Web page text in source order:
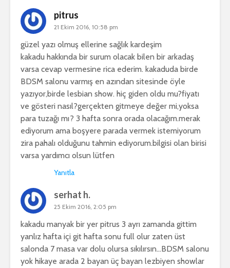
pitrus
21 Ekim 2016, 10:58 pm
güzel yazı olmuş ellerine sağlık kardeşim
kakadu hakkında bir surum olacak bilen bir arkadaş
varsa cevap vermesine rica ederim. kakaduda birde
BDSM salonu varmış en azından sitesinde öyle
yazıyor,birde lesbian show. hiç giden oldu mu?fiyatı
ve gösteri nasıl?gerçekten gitmeye değer mi,yoksa
para tuzağı mı? 3 hafta sonra orada olacağım.merak
ediyorum ama boşyere parada vermek istemiyorum
zira pahalı olduğunu tahmin ediyorum.bilgisi olan birisi
varsa yardımcı olsun lütfen
Yanıtla
serhat h.
25 Ekim 2016, 2:05 pm
kakadu manyak bir yer pitrus 3 ayrı zamanda gittim
yanlız hafta içi git hafta sonu full olur zaten üst
salonda 7 masa var dolu olursa sıkılırsın…BDSM salonu
yok hikaye arada 2 bayan üç bayan lezbiyen showlar